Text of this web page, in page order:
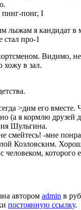
понг, I
лыжам я кандидат в
стал про-1
Видимо, не
хожу в зал.
>дим его вместе.
(а я кормлю друзей
Шульгина.
смейтесь! -мне
Козловским.
с человеком,
автором admin в
постоянную ссылку.